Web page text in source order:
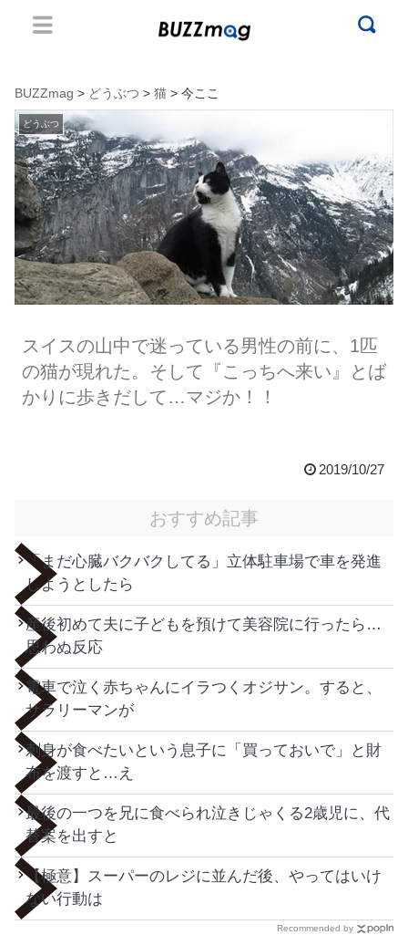
BUZZmag > どうぶつ > 猫 > 今ここ
どうぶつ
スイスの山中で迷っている男性の前に、1匹
の猫が現れた。そして『こっちへ来い』とば
かりに歩きだして…マジか！！
2019/10/27
おすすめ記事
「まだ心臓バクバクしてる」立体駐車場で車を発進
しようとしたら
産後初めて夫に子どもを預けて美容院に行ったら…
思わぬ反応
電車で泣く赤ちゃんにイラつくオジサン。すると、
サラリーマンが
刺身が食べたいという息子に「買っておいで」と財
布を渡すと…え
最後の一つを兄に食べられ泣きじゃくる2歳児に、代
替案を出すと
【極意】スーパーのレジに並んだ後、やってはいけ
ない行動は
Recommended by